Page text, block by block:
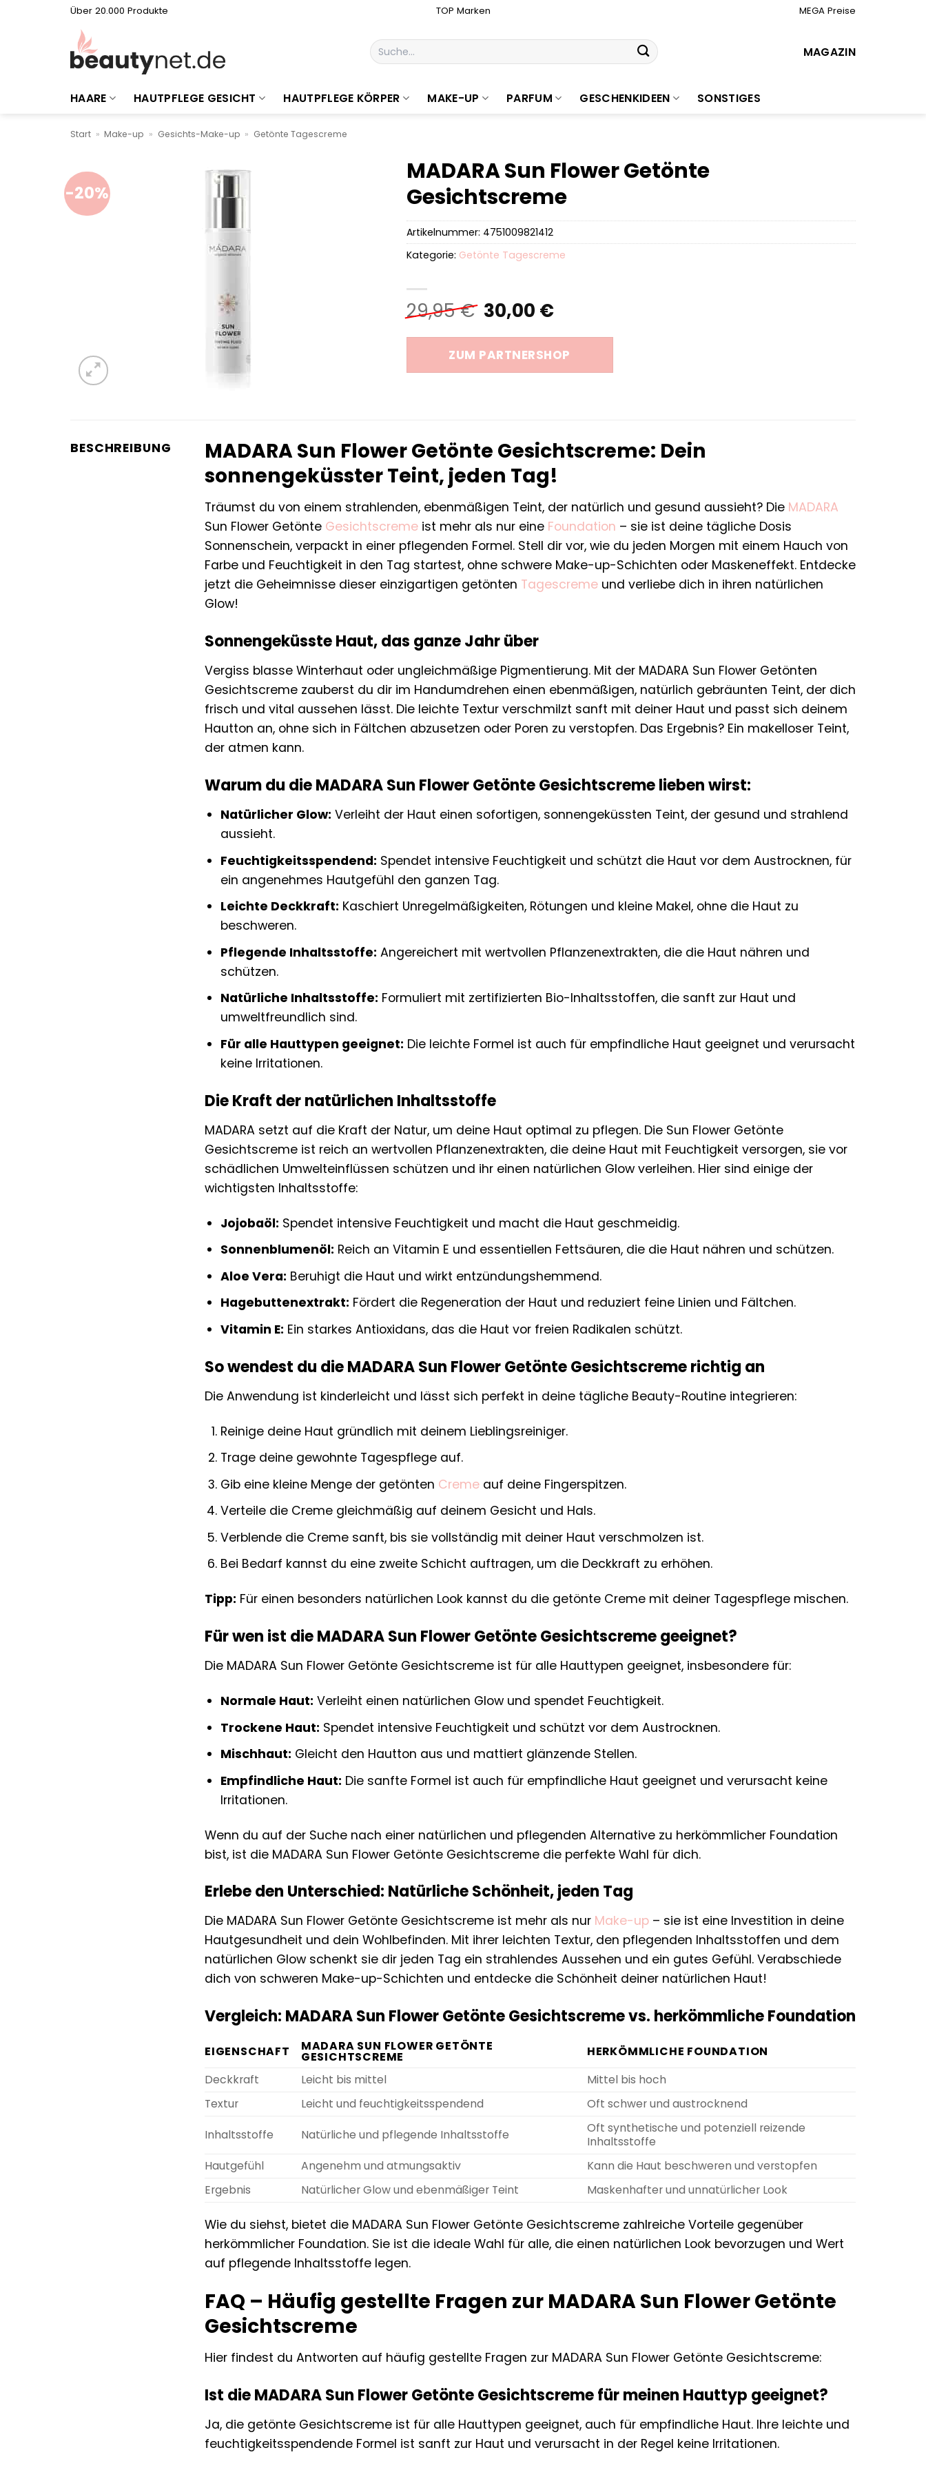
Über 20.000 Produkte TOP Marken MEGA Preise
Suchen
nach:
MAGAZIN
HAARE HAUTPFLEGE GESICHT HAUTPFLEGE KÖRPER MAKE-UP PARFUM GESCHENKIDEEN SONSTIGES
Start » Make-up » Gesichts-Make-up » Getönte Tagescreme
-20%
MADARA Sun Flower Getönte
Gesichtscreme
29,95€ Ursprünglicher
Preis
war:
29,95 €
30,00 €Aktueller
ist:
30,00 €.
ZUM PARTNERSHOP
Artikelnummer: 4751009821412
Kategorie: Getönte Tagescreme
BESCHREIBUNG
MADARA Sun Flower Getönte Gesichtscreme: Dein
sonnengeküsster Teint, jeden Tag!
Träumst du von einem strahlenden, ebenmäßigen Teint, der natürlich und gesund aussieht? Die MADARA
Sun Flower Getönte Gesichtscreme ist mehr als nur eine Foundation – sie ist deine tägliche Dosis
Sonnenschein, verpackt in einer pflegenden Formel. Stell dir vor, wie du jeden Morgen mit einem Hauch von
Farbe und Feuchtigkeit in den Tag startest, ohne schwere Make-up-Schichten oder Maskeneffekt. Entdecke
jetzt die Geheimnisse dieser einzigartigen getönten Tagescreme und verliebe dich in ihren natürlichen
Glow!
Sonnengeküsste Haut, das ganze Jahr über
Vergiss blasse Winterhaut oder ungleichmäßige Pigmentierung. Mit der MADARA Sun Flower Getönten
Gesichtscreme zauberst du dir im Handumdrehen einen ebenmäßigen, natürlich gebräunten Teint, der dich
frisch und vital aussehen lässt. Die leichte Textur verschmilzt sanft mit deiner Haut und passt sich deinem
Hautton an, ohne sich in Fältchen abzusetzen oder Poren zu verstopfen. Das Ergebnis? Ein makelloser Teint,
der atmen kann.
Warum du die MADARA Sun Flower Getönte Gesichtscreme lieben wirst:
Natürlicher Glow: Verleiht der Haut einen sofortigen, sonnengeküssten Teint, der gesund und strahlend
aussieht.
Feuchtigkeitsspendend: Spendet intensive Feuchtigkeit und schützt die Haut vor dem Austrocknen, für
ein angenehmes Hautgefühl den ganzen Tag.
Leichte Deckkraft: Kaschiert Unregelmäßigkeiten, Rötungen und kleine Makel, ohne die Haut zu
beschweren.
Pflegende Inhaltsstoffe: Angereichert mit wertvollen Pflanzenextrakten, die die Haut nähren und
schützen.
Natürliche Inhaltsstoffe: Formuliert mit zertifizierten Bio-Inhaltsstoffen, die sanft zur Haut und
umweltfreundlich sind.
Für alle Hauttypen geeignet: Die leichte Formel ist auch für empfindliche Haut geeignet und verursacht
keine Irritationen.
Die Kraft der natürlichen Inhaltsstoffe
MADARA setzt auf die Kraft der Natur, um deine Haut optimal zu pflegen. Die Sun Flower Getönte
Gesichtscreme ist reich an wertvollen Pflanzenextrakten, die deine Haut mit Feuchtigkeit versorgen, sie vor
schädlichen Umwelteinflüssen schützen und ihr einen natürlichen Glow verleihen. Hier sind einige der
wichtigsten Inhaltsstoffe:
Jojobaöl: Spendet intensive Feuchtigkeit und macht die Haut geschmeidig.
Sonnenblumenöl: Reich an Vitamin E und essentiellen Fettsäuren, die die Haut nähren und schützen.
Aloe Vera: Beruhigt die Haut und wirkt entzündungshemmend.
Hagebuttenextrakt: Fördert die Regeneration der Haut und reduziert feine Linien und Fältchen.
Vitamin E: Ein starkes Antioxidans, das die Haut vor freien Radikalen schützt.
So wendest du die MADARA Sun Flower Getönte Gesichtscreme richtig an
Die Anwendung ist kinderleicht und lässt sich perfekt in deine tägliche Beauty-Routine integrieren:
Reinige deine Haut gründlich mit deinem Lieblingsreiniger.
Trage deine gewohnte Tagespflege auf.
Gib eine kleine Menge der getönten Cremeauf deine Fingerspitzen.
Verteile die Creme gleichmäßig auf deinem Gesicht und Hals.
Verblende die Creme sanft, bis sie vollständig mit deiner Haut verschmolzen ist.
Bei Bedarf kannst du eine zweite Schicht auftragen, um die Deckkraft zu erhöhen.
Tipp: Für einen besonders natürlichen Look kannst du die getönte Creme mit deiner Tagespflege mischen.
Für wen ist die MADARA Sun Flower Getönte Gesichtscreme geeignet?
Die MADARA Sun Flower Getönte Gesichtscreme ist für alle Hauttypen geeignet, insbesondere für:
Normale Haut: Verleiht einen natürlichen Glow und spendet Feuchtigkeit.
Trockene Haut: Spendet intensive Feuchtigkeit und schützt vor dem Austrocknen.
Mischhaut: Gleicht den Hautton aus und mattiert glänzende Stellen.
Empfindliche Haut: Die sanfte Formel ist auch für empfindliche Haut geeignet und verursacht keine
Irritationen.
Wenn du auf der Suche nach einer natürlichen und pflegenden Alternative zu herkömmlicher Foundation
bist, ist die MADARA Sun Flower Getönte Gesichtscreme die perfekte Wahl für dich.
Erlebe den Unterschied: Natürliche Schönheit, jeden Tag
Die MADARA Sun Flower Getönte Gesichtscreme ist mehr als nur Make-up – sie ist eine Investition in deine
Hautgesundheit und dein Wohlbefinden. Mit ihrer leichten Textur, den pflegenden Inhaltsstoffen und dem
natürlichen Glow schenkt sie dir jeden Tag ein strahlendes Aussehen und ein gutes Gefühl. Verabschiede
dich von schweren Make-up-Schichten und entdecke die Schönheit deiner natürlichen Haut!
Vergleich: MADARA Sun Flower Getönte Gesichtscreme vs. herkömmliche Foundation
EIGENSCHAFT MADARA SUN FLOWER GETÖNTE
GESICHTSCREME
HERKÖMMLICHE FOUNDATION
Deckkraft
Leicht bis mittel
Mittel bis hoch
Textur
Leicht und feuchtigkeitsspendend
Oft schwer und austrocknend
Inhaltsstoffe
Natürliche und pflegende Inhaltsstoffe
Oft synthetische und potenziell reizende
Inhaltsstoffe
Hautgefühl
Angenehm und atmungsaktiv
Kann die Haut beschweren und verstopfen
Ergebnis
Natürlicher Glow und ebenmäßiger Teint Maskenhafter und unnatürlicher Look
Wie du siehst, bietet die MADARA Sun Flower Getönte Gesichtscreme zahlreiche Vorteile gegenüber
herkömmlicher Foundation. Sie ist die ideale Wahl für alle, die einen natürlichen Look bevorzugen und Wert
auf pflegende Inhaltsstoffe legen.
FAQ – Häufig gestellte Fragen zur MADARA Sun Flower Getönte
Gesichtscreme
Hier findest du Antworten auf häufig gestellte Fragen zur MADARA Sun Flower Getönte Gesichtscreme:
Ist die MADARA Sun Flower Getönte Gesichtscreme für meinen Hauttyp geeignet?
Ja, die getönte Gesichtscreme ist für alle Hauttypen geeignet, auch für empfindliche Haut. Ihre leichte und
feuchtigkeitsspendende Formel ist sanft zur Haut und verursacht in der Regel keine Irritationen.